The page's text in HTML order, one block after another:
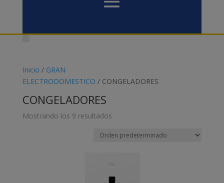
Inicio / GRAN
ELECTRODOMESTICO / CONGELADORES
CONGELADORES
Mostrando los 9 resultados